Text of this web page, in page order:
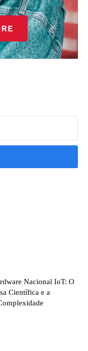
Nacional IoT: O
Científica e a